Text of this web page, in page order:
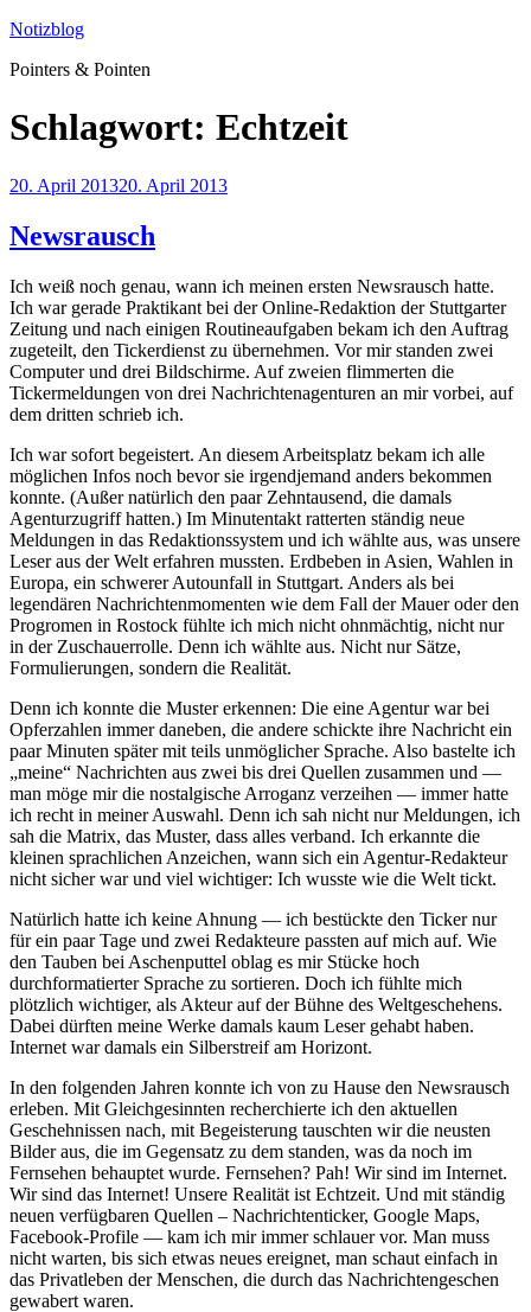
Zum
springen
Notizblog
Pointers & Pointen
Schlagwort: Echtzeit
Veröffentlicht
20. April 201320. April 2013
Newsrausch
Ich weiß noch genau, wann ich meinen ersten Newsrausch hatte.
Ich war gerade Praktikant bei der Online-Redaktion der Stuttgarter
Zeitung und nach einigen Routineaufgaben bekam ich den Auftrag
zugeteilt, den Tickerdienst zu übernehmen. Vor mir standen zwei
Computer und drei Bildschirme. Auf zweien flimmerten die
Tickermeldungen von drei Nachrichtenagenturen an mir vorbei, auf
dem dritten schrieb ich.
Ich war sofort begeistert. An diesem Arbeitsplatz bekam ich alle
möglichen Infos noch bevor sie irgendjemand anders bekommen
konnte. (Außer natürlich den paar Zehntausend, die damals
Agenturzugriff hatten.) Im Minutentakt ratterten ständig neue
Meldungen in das Redaktionssystem und ich wählte aus, was unsere
Leser aus der Welt erfahren mussten. Erdbeben in Asien, Wahlen in
Europa, ein schwerer Autounfall in Stuttgart. Anders als bei
legendären Nachrichtenmomenten wie dem Fall der Mauer oder den
Progromen in Rostock fühlte ich mich nicht ohnmächtig, nicht nur
in der Zuschauerrolle. Denn ich wählte aus. Nicht nur Sätze,
Formulierungen, sondern die Realität.
Denn ich konnte die Muster erkennen: Die eine Agentur war bei
Opferzahlen immer daneben, die andere schickte ihre Nachricht ein
paar Minuten später mit teils unmöglicher Sprache. Also bastelte ich
„meine“ Nachrichten aus zwei bis drei Quellen zusammen und —
man möge mir die nostalgische Arroganz verzeihen — immer hatte
ich recht in meiner Auswahl. Denn ich sah nicht nur Meldungen, ich
sah die Matrix, das Muster, dass alles verband. Ich erkannte die
kleinen sprachlichen Anzeichen, wann sich ein Agentur-Redakteur
nicht sicher war und viel wichtiger: Ich wusste wie die Welt tickt.
Natürlich hatte ich keine Ahnung — ich bestückte den Ticker nur
für ein paar Tage und zwei Redakteure passten auf mich auf. Wie
den Tauben bei Aschenputtel oblag es mir Stücke hoch
durchformatierter Sprache zu sortieren. Doch ich fühlte mich
plötzlich wichtiger, als Akteur auf der Bühne des Weltgeschehens.
Dabei dürften meine Werke damals kaum Leser gehabt haben.
Internet war damals ein Silberstreif am Horizont.
In den folgenden Jahren konnte ich von zu Hause den Newsrausch
erleben. Mit Gleichgesinnten recherchierte ich den aktuellen
Geschehnissen nach, mit Begeisterung tauschten wir die neusten
Bilder aus, die im Gegensatz zu dem standen, was da noch im
Fernsehen behauptet wurde. Fernsehen? Pah! Wir sind im Internet.
Wir sind das Internet! Unsere Realität ist Echtzeit. Und mit ständig
neuen verfügbaren Quellen – Nachrichtenticker, Google Maps,
Facebook-Profile — kam ich mir immer schlauer vor. Man muss
nicht warten, bis sich etwas neues ereignet, man schaut einfach in
das Privatleben der Menschen, die durch das Nachrichtengeschen
gewabert waren.